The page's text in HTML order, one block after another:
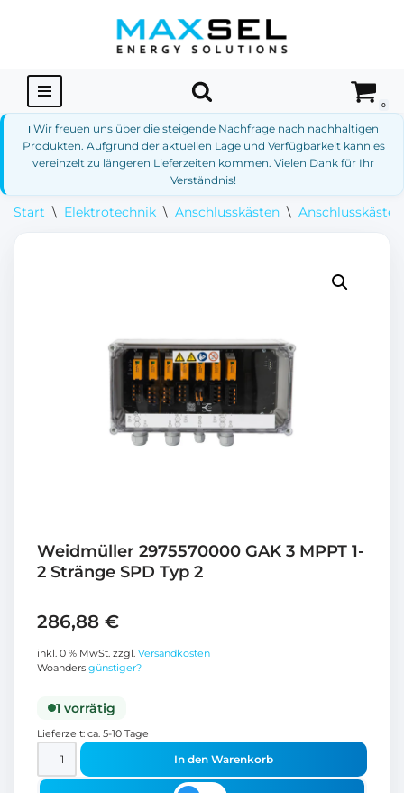
springen
0
ℹ️ Wir freuen uns über die steigende Nachfrage nach nachhaltigen
Produkten. Aufgrund der aktuellen Lage und Verfügbarkeit kann es
vereinzelt zu längeren Lieferzeiten kommen. Vielen Dank für Ihr
Verständnis!
Start \ Elektrotechnik \ Anschlusskästen \
Weidmüller 2975570000 GAK 3 MPPT 1-
2 Stränge SPD Typ 2
286,88 €
inkl. 0 % MwSt. zzgl. Versandkosten
Woanders günstiger?
1 vorrätig
Lieferzeit: ca. 5-10 Tage
In den Warenkorb